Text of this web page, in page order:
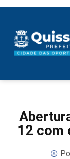
12 com